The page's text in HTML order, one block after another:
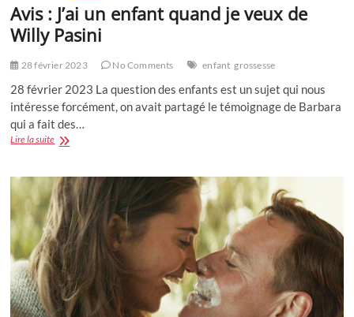
Avis : J’ai un enfant quand je veux de
Willy Pasini
28 février 2023 No Comments enfant grossesse
28 février 2023 La question des enfants est un sujet qui nous
intéresse forcément, on avait partagé le témoignage de Barbara
qui a fait des…
Lire la suiteAvis
un
enfant
quand
je
veux
de
Willy
Pasini